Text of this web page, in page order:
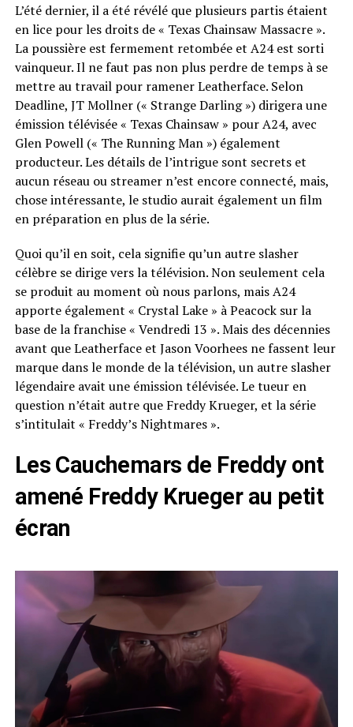
L’été dernier, il a été révélé que plusieurs partis étaient
en lice pour les droits de « Texas Chainsaw Massacre ».
La poussière est fermement retombée et A24 est sorti
vainqueur. Il ne faut pas non plus perdre de temps à se
mettre au travail pour ramener Leatherface. Selon
Deadline, JT Mollner (« Strange Darling ») dirigera une
émission télévisée « Texas Chainsaw » pour A24, avec
Glen Powell (« The Running Man ») également
producteur. Les détails de l’intrigue sont secrets et
aucun réseau ou streamer n’est encore connecté, mais,
chose intéressante, le studio aurait également un film
en préparation en plus de la série.
Quoi qu’il en soit, cela signifie qu’un autre slasher
célèbre se dirige vers la télévision. Non seulement cela
se produit au moment où nous parlons, mais A24
apporte également « Crystal Lake » à Peacock sur la
base de la franchise « Vendredi 13 ». Mais des décennies
avant que Leatherface et Jason Voorhees ne fassent leur
marque dans le monde de la télévision, un autre slasher
légendaire avait une émission télévisée. Le tueur en
question n’était autre que Freddy Krueger, et la série
s’intitulait « Freddy’s Nightmares ».
Les Cauchemars de Freddy ont
amené Freddy Krueger au petit
écran